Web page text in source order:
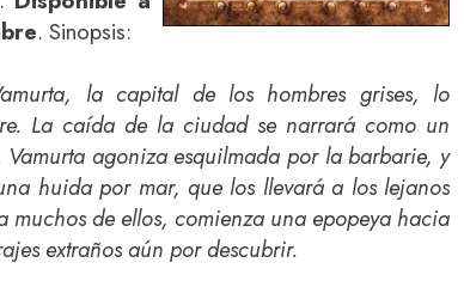
. Sinopsis:
la capital de los hombres grises, lo
La caída de la ciudad se narrará como un
Vamurta agoniza esquilmada por la barbarie, y
huida por mar, que los llevará a los lejanos
muchos de ellos, comienza una epopeya hacia
extraños aún por descubrir.